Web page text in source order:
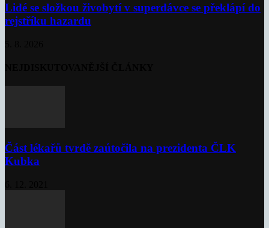
Lidé se složkou živobytí v superdávce se překlápí do
rejstříku hazardu
Část lékařů tvrdě zaútočila na prezidenta ČLK
Kubka